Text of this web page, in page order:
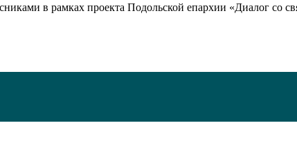
в рамках проекта Подольской епархии «Диалог со